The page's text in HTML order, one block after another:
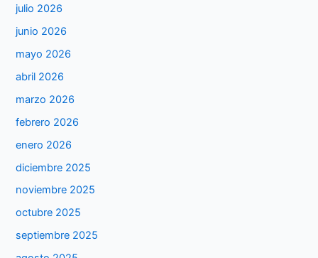
julio 2026
junio 2026
mayo 2026
abril 2026
marzo 2026
febrero 2026
enero 2026
diciembre 2025
noviembre 2025
octubre 2025
septiembre 2025